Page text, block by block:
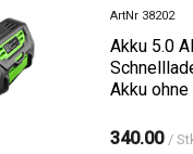
ArtNr 38202
Akku 5.0
Akku
340.00 /